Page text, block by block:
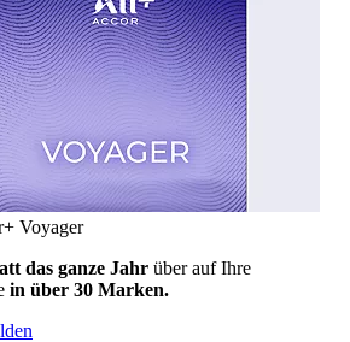
Voyager
das ganze Jahr über auf Ihre
in über 30 Marken.